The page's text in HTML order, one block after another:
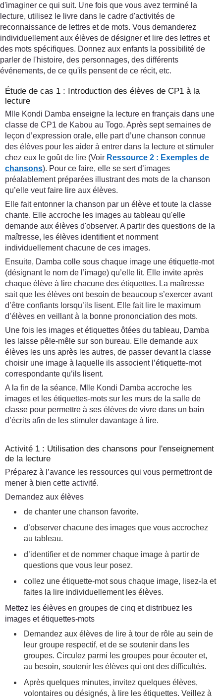
d'imaginer ce qui suit. Une fois que vous avez terminé la
lecture, utilisez le livre dans le cadre d'activités de
reconnaissance de lettres et de mots. Vous demanderez
individuellement aux élèves de désigner et lire des lettres et
des mots spécifiques. Donnez aux enfants la possibilité de
parler de l'histoire, des personnages, des différents
événements, de ce qu'ils pensent de ce récit, etc.
Étude de cas 1 : Introduction des élèves de CP1 à la
lecture
Mlle Kondi Damba enseigne la lecture en français dans une
classe de CP1 de Kabou au Togo. Après sept semaines de
leçon d’expression orale, elle part d’une chanson connue
des élèves pour les aider à entrer dans la lecture et stimuler
chez eux le goût de lire (Voir Ressource 2 : Exemples de
chansons). Pour ce faire, elle se sert d’images
préalablement préparées illustrant des mots de la chanson
qu’elle veut faire lire aux élèves.
Elle fait entonner la chanson par un élève et toute la classe
chante. Elle accroche les images au tableau qu'elle
demande aux élèves d'observer. A partir des questions de la
maîtresse, les élèves identifient et nomment
individuellement chacune de ces images.
Ensuite, Damba colle sous chaque image une étiquette-mot
(désignant le nom de l’image) qu’elle lit. Elle invite après
chaque élève à lire chacune des étiquettes. La maîtresse
sait que les élèves ont besoin de beaucoup s’exercer avant
d’être confiants lorsqu’ils lisent. Elle fait lire le maximum
d’élèves en veillant à la bonne prononciation des mots.
Une fois les images et étiquettes ôtées du tableau, Damba
les laisse pêle-mêle sur son bureau. Elle demande aux
élèves les uns après les autres, de passer devant la classe
choisir une image à laquelle ils associent l’étiquette-mot
correspondante qu’ils lisent.
A la fin de la séance, Mlle Kondi Damba accroche les
images et les étiquettes-mots sur les murs de la salle de
classe pour permettre à ses élèves de vivre dans un bain
d’écrits afin de les stimuler davantage à lire.
Activité 1 : Utilisation des chansons pour l'enseignement
de la lecture
Préparez à l’avance les ressources qui vous permettront de
mener à bien cette activité.
Demandez aux élèves
de chanter une chanson favorite.
d’observer chacune des images que vous accrochez
au tableau.
d’identifier et de nommer chaque image à partir de
questions que vous leur posez.
collez une étiquette-mot sous chaque image, lisez-la et
faites la lire individuellement les élèves.
Mettez les élèves en groupes de cinq et distribuez les
images et étiquettes-mots
Demandez aux élèves de lire à tour de rôle au sein de
leur groupe respectif, et de se soutenir dans les
groupes. Circulez parmi les groupes pour écouter et,
au besoin, soutenir les élèves qui ont des difficultés.
Après quelques minutes, invitez quelques élèves,
volontaires ou désignés, à lire les étiquettes. Veillez à